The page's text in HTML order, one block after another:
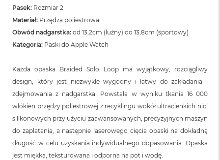
Pasek: Rozmiar 2
Materiał: Przędza poliestrowa
Obwód nadgarstka: od 13,2cm (luźny) do 13,8cm (sportowy)
Kategoria: Paski do Apple Watch
Każda opaska Braided Solo Loop ma wyjątkowy, rozciągliwy
design, który jest niezwykle wygodny i łatwy do zakładania i
zdejmowania z nadgarstka. Powstała w wyniku tkania 16 000
włókien przędzy poliestrowej z recyklingu wokół ultracienkich nici
silikonowych przy użyciu zaawansowanych, precyzyjnych maszyn
do zaplatania, a następnie laserowego cięcia opaski na dokładną
długość w celu uzyskania indywidualnego dopasowania. Opaska
jest miękka, teksturowana i odporna na pot i wodę.